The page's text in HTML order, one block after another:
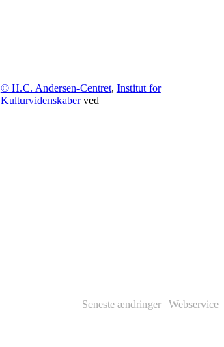
© H.C. Andersen-Centret, Institut for
Kulturvidenskaberved
Seneste ændringer | Webservice